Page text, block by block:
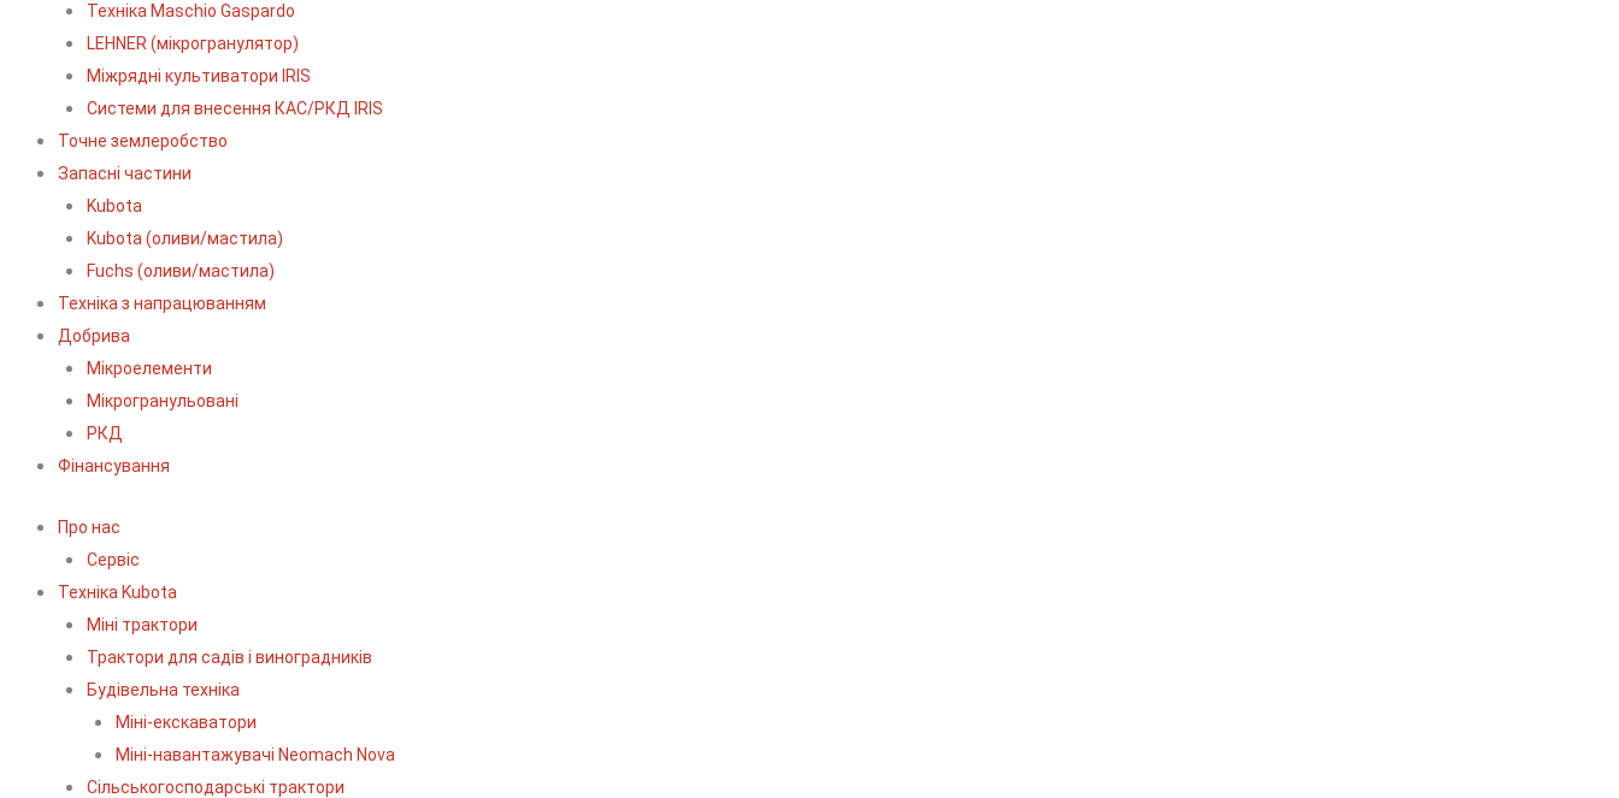
Техніка Maschio Gaspardo
LEHNER (мікрогранулятор)
Міжрядні культиватори IRIS
Системи для внесення КАС/РКД IRIS
Точне землеробство
Запасні частини
Kubota
Kubota (оливи/мастила)
Fuchs (оливи/мастила)
Техніка з напрацюванням
Добрива
Мікроелементи
Мікрогранульовані
РКД
Фінансування
Про нас
Сервіс
Технiка Kubota
Міні трактори
Трактори для садів і виноградників
Будівельна техніка
Міні-екскаватори
Міні-навантажувачі Neomach Nova
Сільськогосподарські трактори